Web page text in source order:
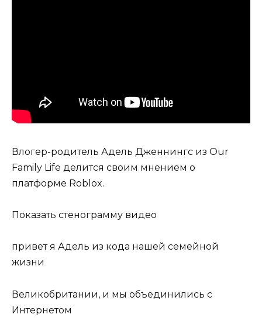
Влогер-родитель Адель Дженнингс из Our
Family Life делится своим мнением о
платформе Roblox.
Показать стенограмму видео
привет я Адель из кода нашей семейной
жизни
Великобритании, и мы объединились с
Интернетом